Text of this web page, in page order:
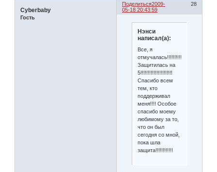
Поделиться 28
2009-
05-18 20:43:59
Cyberbaby
Гость
Нэнси
написал(а):
Все, я
отмучалась!!!!!!!!!!
Защитилась на
5!!!!!!!!!!!!!!!!!!!!!!
Спасибо всем
тем, кто
поддерживал
меня!!!! Особое
спасибо моему
любимому за то,
что он был
сегодня со мной,
пока шла
защита!!!!!!!!!!!!